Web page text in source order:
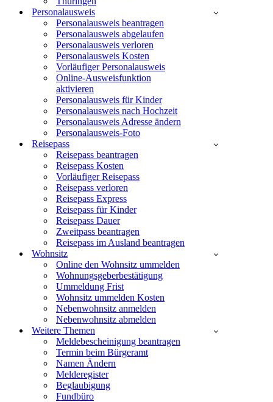
Personalausweis
Personalausweis beantragen
Personalausweis abgelaufen
Personalausweis verloren
Personalausweis Kosten
Vorläufiger Personalausweis
Online-Ausweisfunktion
aktivieren
Personalausweis für Kinder
Personalausweis nach Hochzeit
Personalausweis Adresse ändern
Personalausweis-Foto
Reisepass
Reisepass beantragen
Reisepass Kosten
Vorläufiger Reisepass
Reisepass verloren
Reisepass Express
Reisepass für Kinder
Reisepass Dauer
Zweitpass beantragen
Reisepass im Ausland beantragen
Wohnsitz
Online den Wohnsitz ummelden
Wohnungsgeberbestätigung
Ummeldung Frist
Wohnsitz ummelden Kosten
Nebenwohnsitz anmelden
Nebenwohnsitz abmelden
Weitere Themen
Meldebescheinigung beantragen
Termin beim Bürgeramt
Namen Ändern
Melderegister
Beglaubigung
Fundbüro